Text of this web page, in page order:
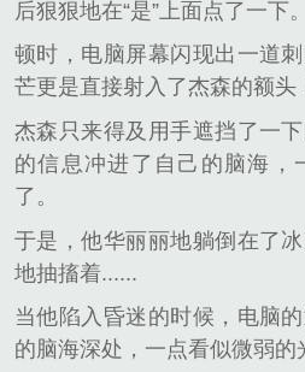
后狠狠地在“是”上面点了一下。
顿时，电脑屏幕闪现出一道
芒更是直接射入了杰森的额头
杰森只来得及用手遮挡了一
的信息冲进了自己的脑海，
了。
于是，他华丽丽地躺倒在了
地抽搐着......
当他陷入昏迷的时候，电脑
的脑海深处，一点看似微弱的